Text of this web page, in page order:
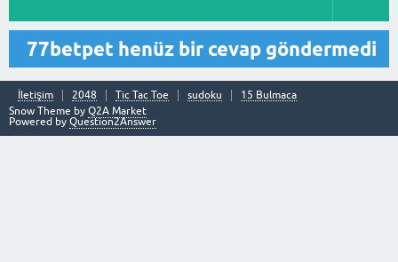
77betpet henüz bir cevap göndermedi
İletişim 2048 Tic Tac Toe sudoku
15 Bulmaca
Snow Theme by Q2A Market
Powered by Question2Answer